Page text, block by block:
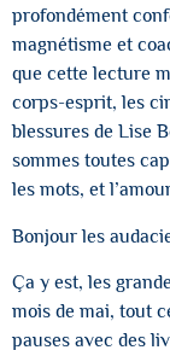
profondément
magnétisme et
que cette lecture
corps-esprit, les
blessures de Lise
sommes toutes
les mots, et
Bonjour les
Ça y est, les
mois de mai, tout
pauses avec des